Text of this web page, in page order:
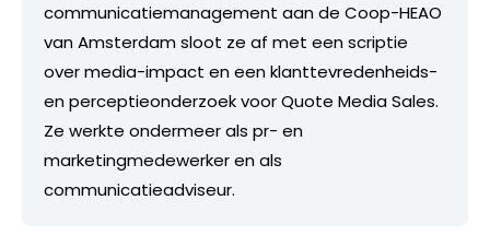
communicatiemanagement aan de Coop-HEAO
van Amsterdam sloot ze af met een scriptie
over media-impact en een klanttevredenheids-
en perceptieonderzoek voor Quote Media Sales.
Ze werkte ondermeer als pr- en
marketingmedewerker en als
communicatieadviseur.